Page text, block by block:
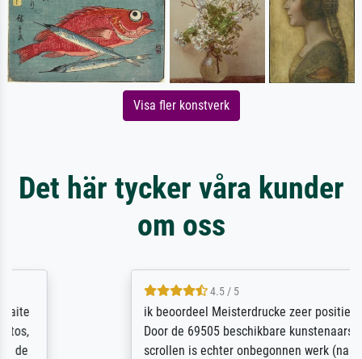
Visa fler konstverk
Det här tycker våra kunder
om oss
4.5 / 5
ik beoordeel Meisterdrucke zeer positief.
Door de 69505 beschikbare kunstenaars
scrollen is echter onbegonnen werk (na